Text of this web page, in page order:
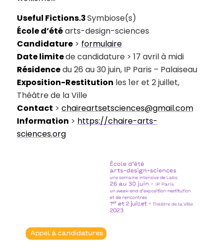
Useful Fictions.3Symbiose(s)
École d’étéarts-design-sciences
Candidature> formulaire
Date limitede candidature > 17 avril à midi
Résidencedu 26 au 30 juin, IP Paris – Palaiseau
Exposition-Restitution les 1er et 2 juillet,
Théâtre de la Ville
Contact > chaireartsetsciences@gmail.com
Information > https://chaire-arts-
sciences.org